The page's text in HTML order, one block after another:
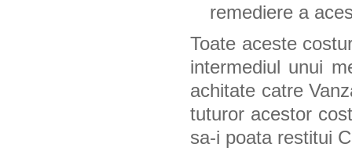
remediere a
Toate aceste
intermediul unui
achitate catre
tuturor acestor
sa-i poata restitui